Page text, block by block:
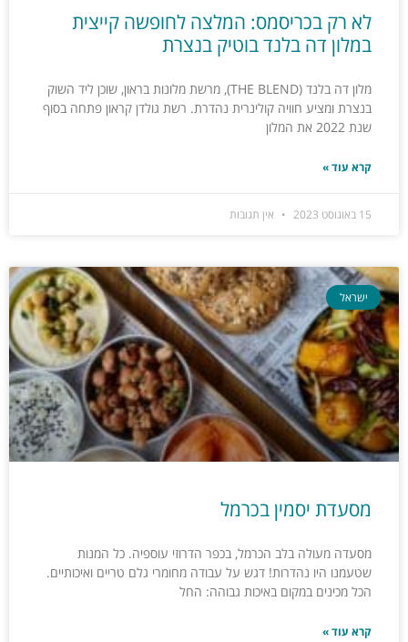
לא רק בכריסמס: המלצה לחופשה קייצית
במלון דה בלנד בוטיק בנצרת
מלון דה בלנד (THE BLEND), מרשת מלונות בראון, שוכן ליד השוק
בנצרת ומציע חוויה קולינרית נהדרת. רשת גולדן קראון פתחה בסוף
שנת 2022 את המלון
קרא עוד »
15 באוגוסט 2023 אין תגובות
ישראל
מסעדת יסמין בכרמל
מסעדה מעולה בלב הכרמל, בכפר הדרוזי עוספיה. כל המנות
שטעמנו היו נהדרות! דגש על עבודה מחומרי גלם טריים ואיכותיים.
הכל מכינים במקום באיכות גבוהה: החל
קרא עוד »